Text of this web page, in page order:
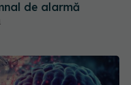
de alarmă